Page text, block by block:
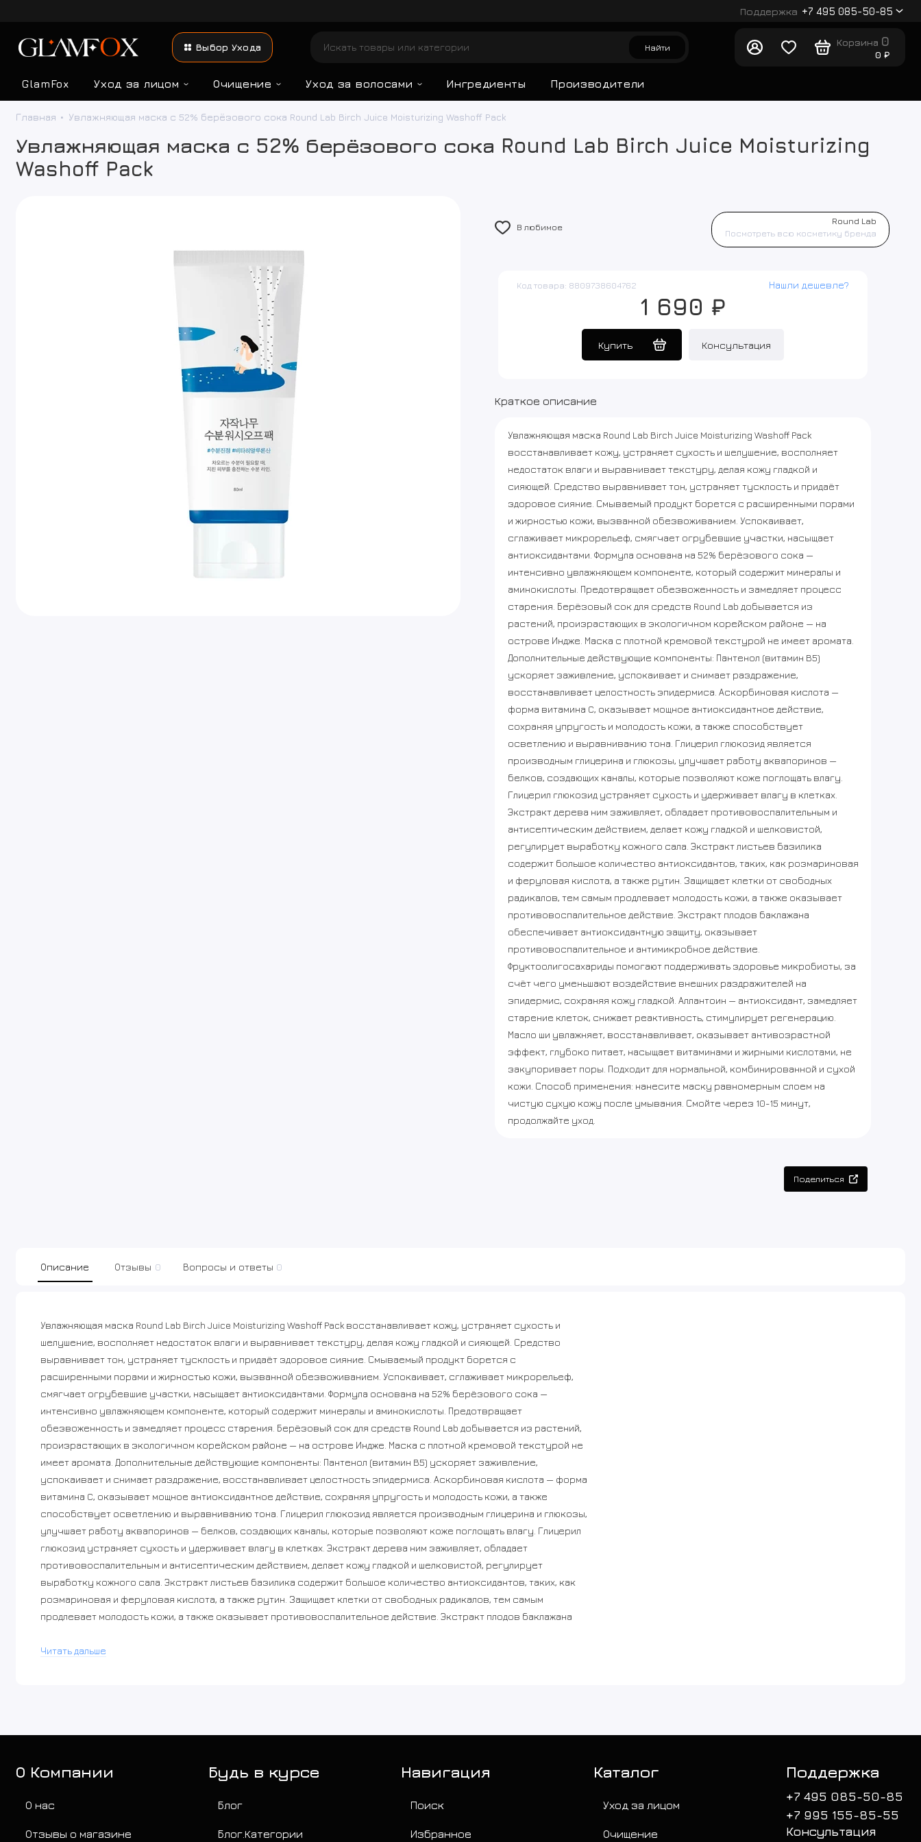
Поддержка +7 495 085-50-85
Выбор Ухода Найти Корзина 0
0 ₽
GlamFox Уход за лицом Очищение Уход за волосами Ингредиенты Производители
Главная Увлажняющая маска с 52% берёзового сока Round Lab Birch Juice Moisturizing Washoff Pack
Увлажняющая маска с 52% берёзового сока Round Lab Birch Juice Moisturizing
Washoff Pack
Код товара: 8809738604762 Нашли дешевле?
1 690 ₽
Купить Консультация
В любимое
Round Lab
Посмотреть всю косметику бренда
Краткое описание
Увлажняющая маска Round Lab Birch Juice Moisturizing Washoff Pack
восстанавливает кожу, устраняет сухость и шелушение, восполняет
недостаток влаги и выравнивает текстуру, делая кожу гладкой и
сияющей. Средство выравнивает тон, устраняет тусклость и придаёт
здоровое сияние. Смываемый продукт борется с расширенными порами
и жирностью кожи, вызванной обезвоживанием. Успокаивает,
сглаживает микрорельеф, смягчает огрубевшие участки, насыщает
антиоксидантами. Формула основана на 52% берёзового сока —
интенсивно увлажняющем компоненте, который содержит минералы и
аминокислоты. Предотвращает обезвоженность и замедляет процесс
старения. Берёзовый сок для средств Round Lab добывается из
растений, произрастающих в экологичном корейском районе — на
острове Индже. Маска с плотной кремовой текстурой не имеет аромата.
Дополнительные действующие компоненты: Пантенол (витамин B5)
ускоряет заживление, успокаивает и снимает раздражение,
восстанавливает целостность эпидермиса. Аскорбиновая кислота —
форма витамина C, оказывает мощное антиоксидантное действие,
сохраняя упругость и молодость кожи, а также способствует
осветлению и выравниванию тона. Глицерил глюкозид является
производным глицерина и глюкозы, улучшает работу аквапоринов —
белков, создающих каналы, которые позволяют коже поглощать влагу.
Глицерил глюкозид устраняет сухость и удерживает влагу в клетках.
Экстракт дерева ним заживляет, обладает противовоспалительным и
антисептическим действием, делает кожу гладкой и шелковистой,
регулирует выработку кожного сала. Экстракт листьев базилика
содержит большое количество антиоксидантов, таких, как розмариновая
и феруловая кислота, а также рутин. Защищает клетки от свободных
радикалов, тем самым продлевает молодость кожи, а также оказывает
противовоспалительное действие. Экстракт плодов баклажана
обеспечивает антиоксидантную защиту, оказывает
противовоспалительное и антимикробное действие.
Фруктоолигосахариды помогают поддерживать здоровье микробиоты, за
счёт чего уменьшают воздействие внешних раздражителей на
эпидермис, сохраняя кожу гладкой. Аллантоин — антиоксидант, замедляет
старение клеток, снижает реактивность, стимулирует регенерацию.
Масло ши увлажняет, восстанавливает, оказывает антивозрастной
эффект, глубоко питает, насыщает витаминами и жирными кислотами, не
закупоривает поры. Подходит для нормальной, комбинированной и сухой
кожи. Способ применения: нанесите маску равномерным слоем на
чистую сухую кожу после умывания. Смойте через 10-15 минут,
продолжайте уход.
Поделиться
Описание Отзывы 0 Вопросы и ответы 0
Увлажняющая маска Round Lab Birch Juice Moisturizing Washoff Pack восстанавливает кожу, устраняет сухость и
шелушение, восполняет недостаток влаги и выравнивает текстуру, делая кожу гладкой и сияющей. Средство
выравнивает тон, устраняет тусклость и придаёт здоровое сияние. Смываемый продукт борется с
расширенными порами и жирностью кожи, вызванной обезвоживанием. Успокаивает, сглаживает микрорельеф,
смягчает огрубевшие участки, насыщает антиоксидантами. Формула основана на 52% берёзового сока —
интенсивно увлажняющем компоненте, который содержит минералы и аминокислоты. Предотвращает
обезвоженность и замедляет процесс старения. Берёзовый сок для средств Round Lab добывается из растений,
произрастающих в экологичном корейском районе — на острове Индже. Маска с плотной кремовой текстурой не
имеет аромата. Дополнительные действующие компоненты: Пантенол (витамин B5) ускоряет заживление,
успокаивает и снимает раздражение, восстанавливает целостность эпидермиса. Аскорбиновая кислота — форма
витамина C, оказывает мощное антиоксидантное действие, сохраняя упругость и молодость кожи, а также
способствует осветлению и выравниванию тона. Глицерил глюкозид является производным глицерина и глюкозы,
улучшает работу аквапоринов — белков, создающих каналы, которые позволяют коже поглощать влагу. Глицерил
глюкозид устраняет сухость и удерживает влагу в клетках. Экстракт дерева ним заживляет, обладает
противовоспалительным и антисептическим действием, делает кожу гладкой и шелковистой, регулирует
выработку кожного сала. Экстракт листьев базилика содержит большое количество антиоксидантов, таких, как
розмариновая и феруловая кислота, а также рутин. Защищает клетки от свободных радикалов, тем самым
продлевает молодость кожи, а также оказывает противовоспалительное действие. Экстракт плодов баклажана
Фруктоолигосахариды помогают поддерживать здоровье микробиоты, за счёт чего уменьшают воздействие
слоем на чистую сухую кожу после умывания. Смойте через 10-15 минут, продолжайте уход.
Читать дальше
О Компании
О нас
Отзывы о магазине
Будь в курсе
Блог
Блог.Категории
Навигация
Поиск
Избранное
Каталог
Уход за лицом
Очищение
Поддержка
+7 495 085-50-85
+7 995 155-85-55
Консультация